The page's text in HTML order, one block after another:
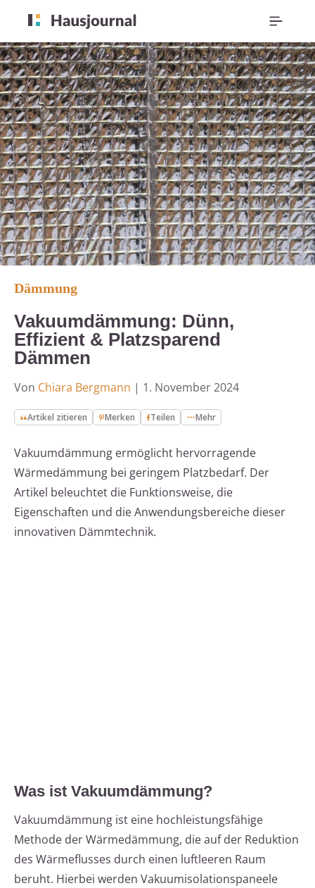
Dämmung
Vakuumdämmung: Dünn,
Effizient & Platzsparend
Dämmen
Von Chiara Bergmann | 1. November 2024
Artikel zitieren Merken Teilen Mehr
Vakuumdämmung ermöglicht hervorragende
Wärmedämmung bei geringem Platzbedarf. Der
Artikel beleuchtet die Funktionsweise, die
Eigenschaften und die Anwendungsbereiche dieser
innovativen Dämmtechnik.
Was ist Vakuumdämmung?
Vakuumdämmung ist eine hochleistungsfähige
Methode der Wärmedämmung, die auf der Reduktion
des Wärmeflusses durch einen luftleeren Raum
beruht. Hierbei werden Vakuumisolationspaneele